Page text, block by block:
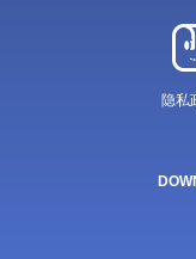
隐私